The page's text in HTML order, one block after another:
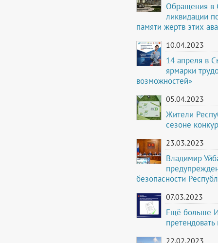
Обращения в
ликвидации
памяти жертв этих
10.04.2023
14 апреля в
ярмарки
возможностей»
05.04.2023
Жители
сезоне
23.03.2023
Владимир
безопасности
07.03.2023
Ещё больше
22.02.2023